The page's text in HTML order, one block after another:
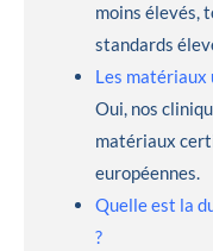
moins élevés,
standards
Les matériaux
Oui, nos
matériaux
européennes.
Quelle est la
?